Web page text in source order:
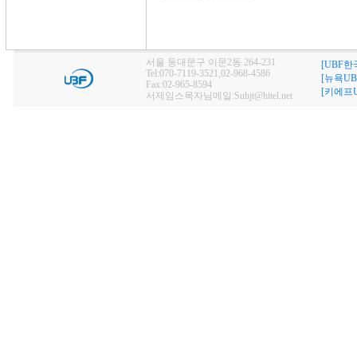
서울 동대문구 이문2동 264-231
Tel:070-7119-3521,02-968-4586
Fax:02-965-8594
서제임스목자님메일:Suhjt@hitel.net
[UBF한
[뉴욕
[키에프